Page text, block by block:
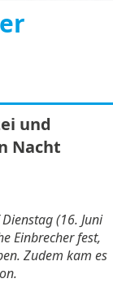
und
Nacht
(16. Juni
Einbrecher fest,
Zudem kam es